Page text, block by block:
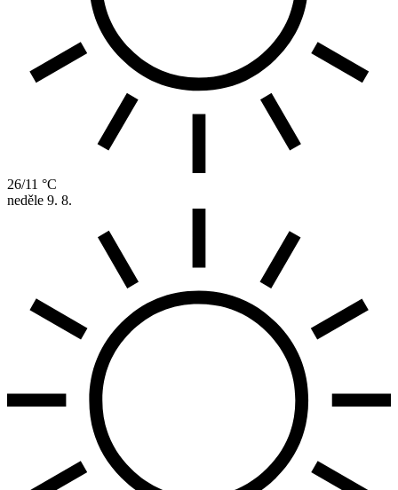
26/11 °C
neděle 9. 8.